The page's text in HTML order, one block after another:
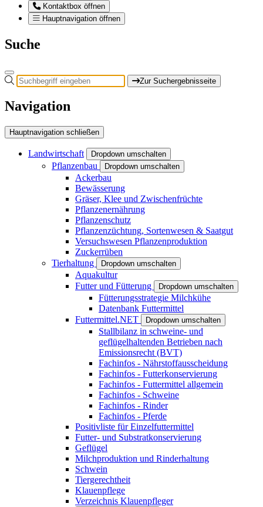
Kontaktbox öffnen
Hauptnavigation öffnen
Suche
Zur Suchergebnisseite
Navigation
Hauptnavigation schließen
Landwirtschaft Dropdown umschalten
Pflanzenbau Dropdown umschalten
Ackerbau
Bewässerung
Gräser, Klee und Zwischenfrüchte
Pflanzenernährung
Pflanzenschutz
Pflanzenzüchtung, Sortenwesen & Saatgut
Versuchswesen Pflanzenproduktion
Zuckerrüben
Tierhaltung
Dropdown umschalten
Aquakultur
Futter und Fütterung
Dropdown umschalten
Fütterungsstrategie Milchkühe
Datenbank Futtermittel
Futtermittel.NET
Dropdown umschalten
Stallbilanz in schweine- und
geflügelhaltenden Betrieben nach
Emissionsrecht (BVT)
Fachinfos - Nährstoffausscheidung
Fachinfos - Futterkonservierung
Fachinfos - Futtermittel allgemein
Fachinfos - Schweine
Fachinfos - Rinder
Fachinfos - Pferde
Positivliste für Einzelfuttermittel
Futter- und Substratkonservierung
Geflügel
Milchproduktion und Rinderhaltung
Schwein
Tiergerechtheit
Klauenpflege
Verzeichnis Klauenpfleger